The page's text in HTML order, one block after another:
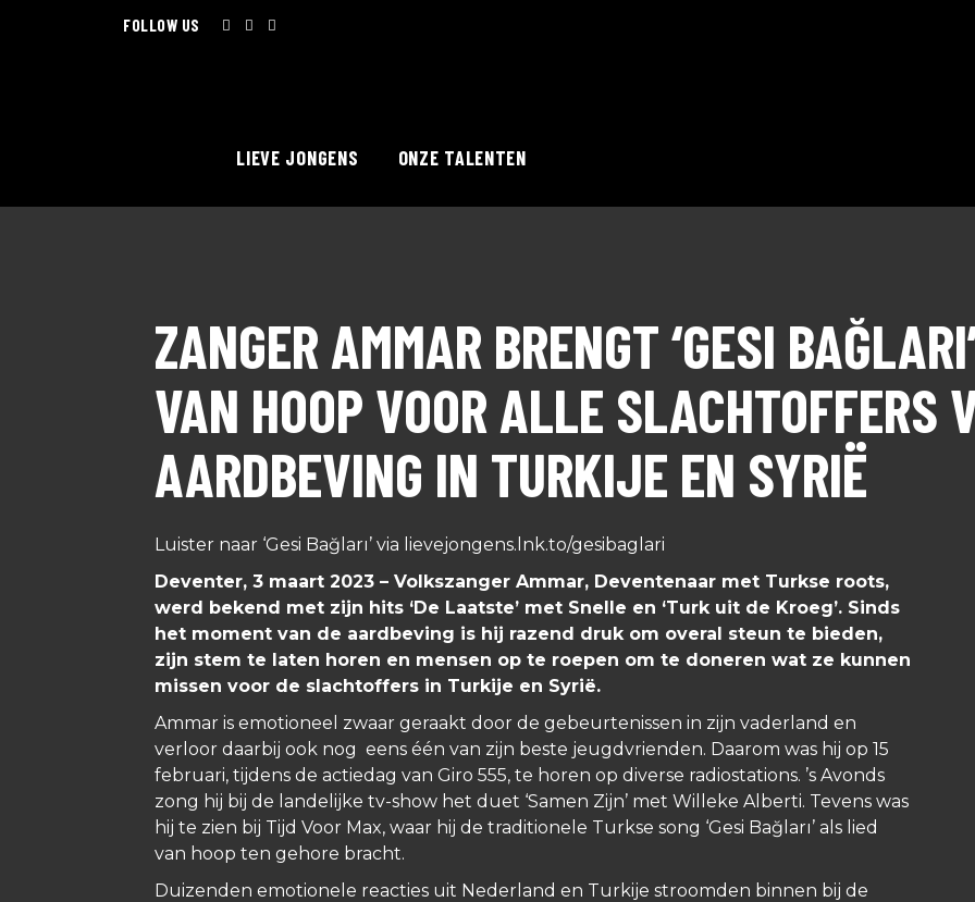
FOLLOW US
LIEVE JONGENS ONZE TALENTEN
ZANGER AMMAR BRENGT ‘GESI
VAN HOOP VOOR ALLE SLACHTOFFERS
AARDBEVING IN TURKIJE EN SYRIË
Luister naar ‘Gesi Bağları’ via lievejongens.lnk.to/gesibaglari
Deventer, 3 maart 2023 – Volkszanger Ammar, Deventenaar met Turkse roots,
werd bekend met zijn hits ‘De Laatste’ met Snelle en ‘Turk uit de Kroeg’. Sinds
het moment van de aardbeving is hij razend druk om overal steun te bieden,
zijn stem te laten horen en mensen op te roepen om te doneren wat ze kunnen
missen voor de slachtoffers in Turkije en Syrië.
Ammar is emotioneel zwaar geraakt door de gebeurtenissen in zijn vaderland en
verloor daarbij ook nog eens één van zijn beste jeugdvrienden. Daarom was hij op 15
februari, tijdens de actiedag van Giro 555, te horen op diverse radiostations. ’s Avonds
zong hij bij de landelijke tv-show het duet ‘Samen Zijn’ met Willeke Alberti. Tevens was
hij te zien bij Tijd Voor Max, waar hij de traditionele Turkse song ‘Gesi Bağları’ als lied
van hoop ten gehore bracht.
Duizenden emotionele reacties uit Nederland en Turkije stroomden binnen bij de